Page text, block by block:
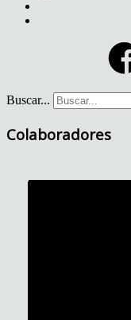
Buscar...
Colaboradores